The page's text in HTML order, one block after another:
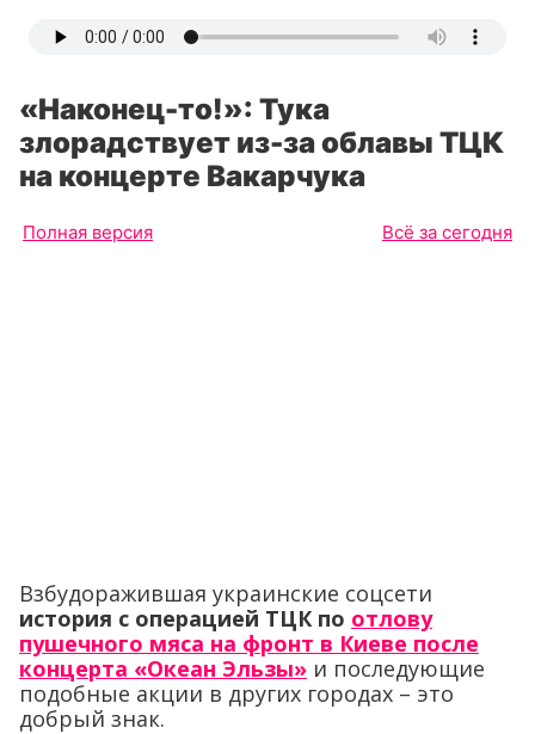
«Наконец-то!»: Тука
злорадствует из-за облавы ТЦК
на концерте Вакарчука
Полная версия Всё за сегодня
Взбудоражившая украинские соцсети
история с операцией ТЦК по отлову
пушечного мяса на фронт в Киеве после
концерта «Океан Эльзы» и последующие
подобные акции в других городах – это
добрый знак.